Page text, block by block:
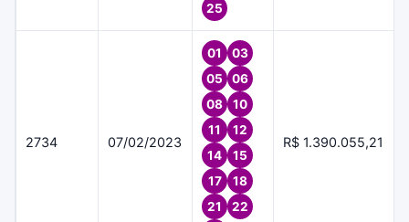
25
2734 07/02/2023
01
03
05
06
08
10
11
12
14
15
17
18
21
22
R$ 1.390.055,21